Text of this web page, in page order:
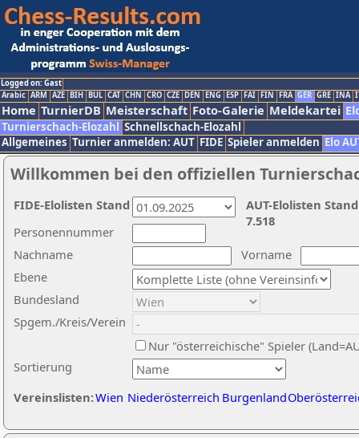
Logged on: Gast
Arabic ARM AZE BIH BUL CAT CHN CRO CZE DEN ENG ESP FAI FIN FRA GER GRE INA
Home TurnierDB Meisterschaft Foto-Galerie Meldekartei
Turnierschach-Elozahl Schnellschach-Elozahl
Allgemeines Turnier anmelden: AUT FIDE Spieler anmelden Elo
Willkommen bei den offiziellen
Nachname
Vorname
Ebene
Sortierung
Personennummer
Bundesland
Spgem./Kreis/Verein
Nur "österreichische" Spieler
Vereinslisten:Wien Niederösterreich Burgenland
AUT-Elolisten
7.518
FIDE-Elolisten Stand